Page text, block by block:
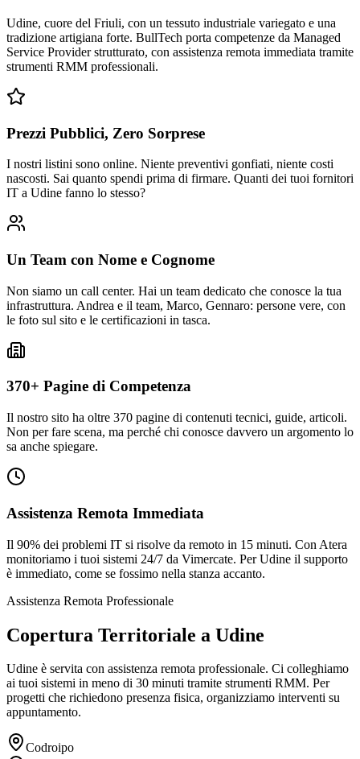
Udine, cuore del Friuli, con un tessuto industriale variegato e una
tradizione artigiana forte. BullTech porta competenze da Managed
Service Provider strutturato, con assistenza remota immediata tramite
strumenti RMM professionali.
Prezzi Pubblici, Zero Sorprese
I nostri listini sono online. Niente preventivi gonfiati, niente costi
nascosti. Sai quanto spendi prima di firmare. Quanti dei tuoi fornitori
IT a Udine fanno lo stesso?
Un Team con Nome e Cognome
Non siamo un call center. Hai un team dedicato che conosce la tua
infrastruttura. Andrea e il team, Marco, Gennaro: persone vere, con
le foto sul sito e le certificazioni in tasca.
370+ Pagine di Competenza
Il nostro sito ha oltre 370 pagine di contenuti tecnici, guide, articoli.
Non per fare scena, ma perché chi conosce davvero un argomento lo
sa anche spiegare.
Assistenza Remota Immediata
Il 90% dei problemi IT si risolve da remoto in 15 minuti. Con Atera
monitoriamo i tuoi sistemi 24/7 da Vimercate. Per Udine il supporto
è immediato, come se fossimo nella stanza accanto.
Assistenza Remota Professionale
Copertura Territoriale a Udine
Udine è servita con assistenza remota professionale. Ci colleghiamo
ai tuoi sistemi in meno di 30 minuti tramite strumenti RMM. Per
progetti che richiedono presenza fisica, organizziamo interventi su
appuntamento.
Codroipo